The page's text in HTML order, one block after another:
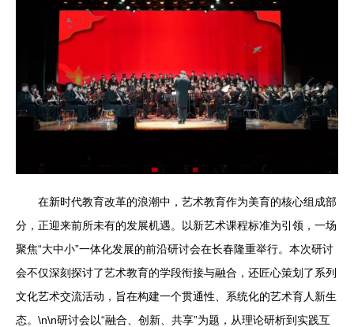
在新时代教育改革的浪潮中，艺术教育作为美育的核心组成部
分，正迎来前所未有的发展机遇。以新艺术课程标准为引领，一场
聚焦“大中小”一体化发展的前沿研讨会在长春隆重举行。本次研讨
会不仅深刻探讨了艺术教育的学段衔接与融合，还匠心策划了系列
文化艺术交流活动，旨在构建一个贯通性、系统化的艺术育人新生
态。\n\n研讨会以“融合、创新、共享”为题，从理论研析到实践互